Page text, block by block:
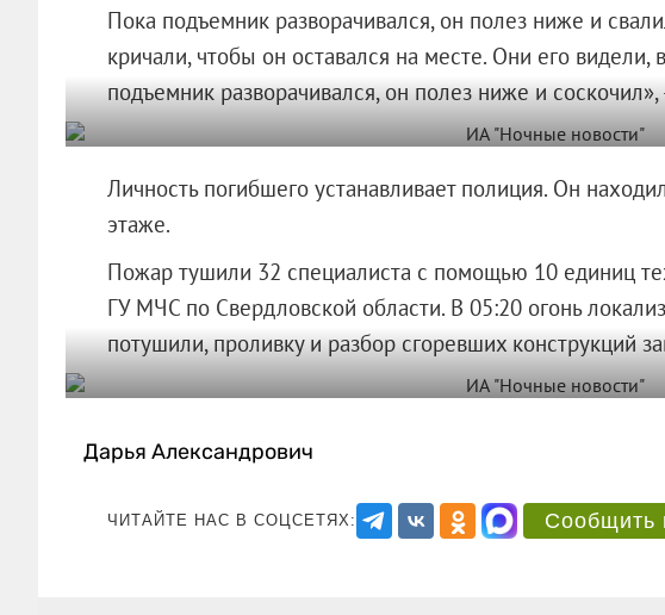
Пока подъемник разворачивался, он полез ниже и
кричали, чтобы он оставался на месте. Они его видели,
подъемник разворачивался, он полез ниже и
Личность погибшего устанавливает полиция. Он
этаже.
Пожар тушили 32 специалиста с помощью 10 единиц
ГУ МЧС по Свердловской области. В 05:20 огонь
потушили, проливку и разбор сгоревших
Дарья Александрович
ЧИТАЙТЕ НАС В СОЦСЕТЯХ: Сообщить